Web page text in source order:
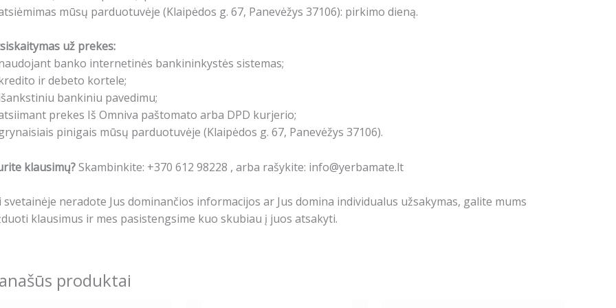
mūsų parduotuvėje (Klaipėdos g. 67, Panevėžys 37106): pirkimo dieną.
už prekes:
banko internetinės bankininkystės sistemas;
ir debeto kortele;
bankiniu pavedimu;
prekes Iš Omniva paštomato arba DPD kurjerio;
pinigais mūsų parduotuvėje (Klaipėdos g. 67, Panevėžys 37106).
klausimų?Skambinkite: +370 612 98228 , arba rašykite: info@yerbamate.lt
svetainėje neradote Jus dominančios informacijos ar Jus domina individualus užsakymas, galite mums
klausimus ir mes pasistengsime kuo skubiau į juos atsakyti.
produktai